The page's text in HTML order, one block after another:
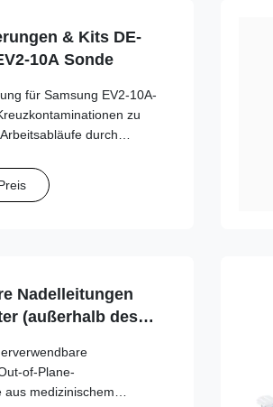
& Kits DE-
10A Sonde
für Samsung EV2-10A-
zu
durch
Nadelleitungen
(außerhalb des
Mindray, Philips,
SonoScape, Vinno
of-Plane-
aus medizinischem